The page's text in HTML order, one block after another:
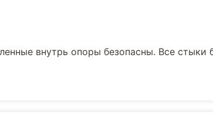
внутрь опоры безопасны. Все стыки